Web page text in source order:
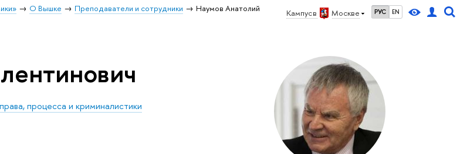
Кампус в Москве РУС EN
О Вышке Преподаватели и сотрудники
Наумов Анатолий
процесса и криминалистики